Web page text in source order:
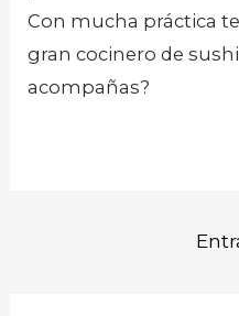
Con mucha práctica
gran cocinero de
acompañas?